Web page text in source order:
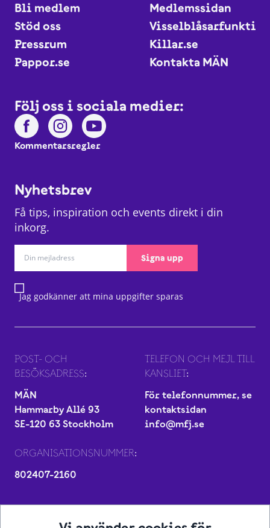
Bli medlem
Medlemssidan
Stöd oss
Visselblåsarfunktion
Pressrum
Killar.se
Pappor.se
Kontakta MÄN
Följ oss i sociala medier:
Kommentarsregler
Nyhetsbrev
Få tips, inspiration och events direkt i din
inkorg.
Signa upp
Jag godkänner att mina uppgifter sparas
POST- OCH
BESÖKSADRESS:
MÄN
Hammarby Allé 93
SE-120 63 Stockholm
TELEFON OCH MEJL TILL
KANSLIET:
För telefonnummer, se
kontaktsidan
info@mfj.se
ORGANISATIONSNUMMER:
802407-2160